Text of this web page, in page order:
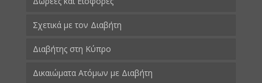
Σχετικά με τον Διαβήτη
Διαβήτης στη Κύπρο
Δικαιώματα Ατόμων με Διαβήτη